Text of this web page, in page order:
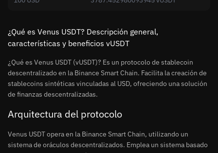
¿Qué es Venus USDT? Descripción general,
características y beneficios vUSDT
¿Qué es Venus USDT (vUSDT)? Es un protocolo de stablecoin
descentralizado en la Binance Smart Chain. Facilita la creación de
stablecoins sintéticas vinculadas al USD, ofreciendo una solución
de finanzas descentralizadas.
Arquitectura del protocolo
Venus USDT opera en la Binance Smart Chain, utilizando un
sistema de oráculos descentralizados. Emplea un sistema basado